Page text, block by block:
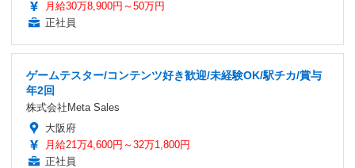
月給30万8,900円～50万円
正社員
ゲームテスター/コンテンツ好き歓迎/未経験OK/駅チカ/賞与
年2回
株式会社Meta Sales
大阪府
月給21万4,600円～32万1,800円
正社員